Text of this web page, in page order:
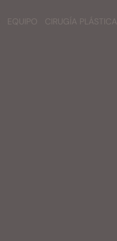
EQUIPO CIRUGÍA PLÁSTICA